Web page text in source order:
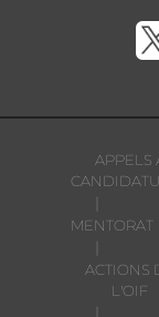
APPELS
MENTORAT
ACTIONS
L'OIF